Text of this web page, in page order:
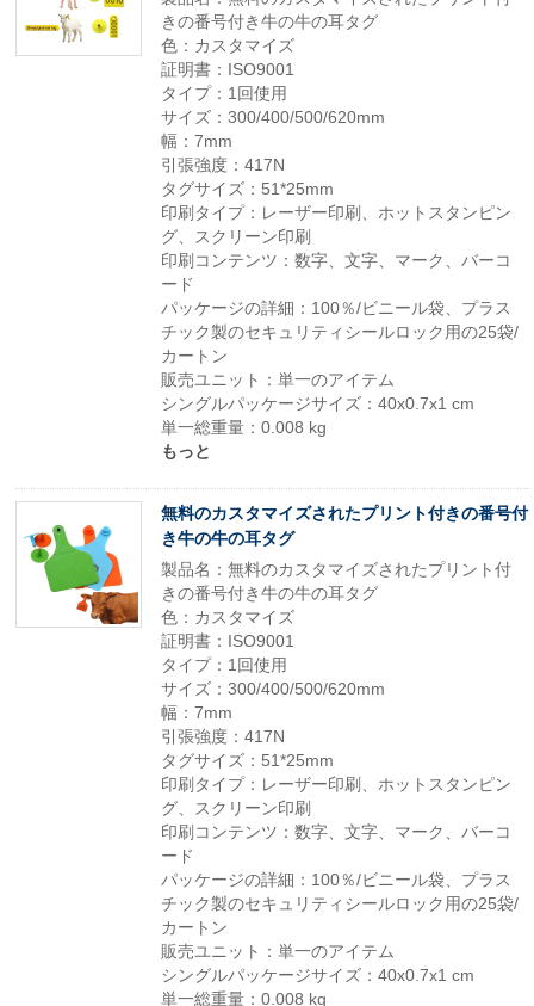
きの番号付き牛の牛の耳タグ
色：カスタマイズ
証明書：ISO9001
タイプ：1回使用
サイズ：300/400/500/620mm
幅：7mm
引張強度：417N
タグサイズ：51*25mm
印刷タイプ：レーザー印刷、ホットスタンピン
グ、スクリーン印刷
印刷コンテンツ：数字、文字、マーク、バーコ
ード
パッケージの詳細：100％/ビニール袋、プラス
チック製のセキュリティシールロック用の25袋/
カートン
販売ユニット：単一のアイテム
シングルパッケージサイズ：40x0.7x1 cm
単一総重量：0.008 kg
もっと
無料のカスタマイズされたプリント付きの番号付
き牛の牛の耳タグ
製品名：無料のカスタマイズされたプリント付
きの番号付き牛の牛の耳タグ
色：カスタマイズ
証明書：ISO9001
タイプ：1回使用
サイズ：300/400/500/620mm
幅：7mm
引張強度：417N
タグサイズ：51*25mm
印刷タイプ：レーザー印刷、ホットスタンピン
グ、スクリーン印刷
印刷コンテンツ：数字、文字、マーク、バーコ
ード
パッケージの詳細：100％/ビニール袋、プラス
チック製のセキュリティシールロック用の25袋/
カートン
販売ユニット：単一のアイテム
シングルパッケージサイズ：40x0.7x1 cm
単一総重量：0.008 kg